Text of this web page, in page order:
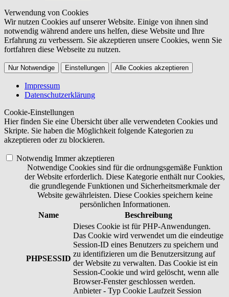
Verwendung von Cookies
Wir nutzen Cookies auf unserer Website. Einige von ihnen sind
notwendig während andere uns helfen, diese Website und Ihre
Erfahrung zu verbessern. Sie akzeptieren unsere Cookies, wenn Sie
fortfahren diese Webseite zu nutzen.
Nur Notwendige Einstellungen Alle Cookies akzeptieren
Impressum
Datenschutzerklärung
Cookie-Einstellungen
Hier finden Sie eine Übersicht über alle verwendeten Cookies und
Skripte. Sie haben die Möglichkeit folgende Kategorien zu
akzeptieren oder zu blockieren.
Notwendig Immer akzeptieren
Notwendige Cookies sind für die ordnungsgemäße Funktion
der Website erforderlich. Diese Kategorie enthält nur Cookies,
die grundlegende Funktionen und Sicherheitsmerkmale der
Website gewährleisten. Diese Cookies speichern keine
persönlichen Informationen.
Name
Beschreibung
PHPSESSID
Dieses Cookie ist für PHP-Anwendungen.
Das Cookie wird verwendet um die eindeutige
Session-ID eines Benutzers zu speichern und
zu identifizieren um die Benutzersitzung auf
der Website zu verwalten. Das Cookie ist ein
Session-Cookie und wird gelöscht, wenn alle
Browser-Fenster geschlossen werden.
Anbieter - Typ Cookie Laufzeit Session